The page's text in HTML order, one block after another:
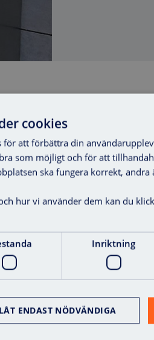
everyday life for our
cookies
att förbättra din
som möjligt och för att
ska fungera korrekt,
hur vi använder dem kan du
Inriktning
ENDAST NÖDVÄNDIGA